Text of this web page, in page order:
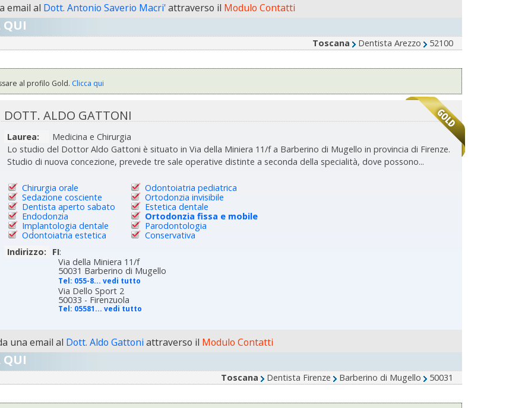
email al Dott. Antonio Saverio Macri'attraverso il Modulo Contatti
QUI
Toscana Dentista Arezzo 52100
al profilo Gold. Clicca qui
DOTT. ALDO GATTONI
Laurea:
Medicina e Chirurgia
Lo studio del Dottor Aldo Gattoni è situato in Via della Miniera 11/f a Barberino di Mugello in provincia di Firenze.
Studio di nuova concezione, prevede tre sale operative distinte a seconda della specialità, dove possono...
Chirurgia orale
Sedazione cosciente
Dentista aperto sabato
Endodonzia
Implantologia dentale
Odontoiatria estetica
Odontoiatria pediatrica
Ortodonzia invisibile
Estetica dentale
Ortodonzia fissa e mobile
Parodontologia
Conservativa
Indirizzo:
FI:
Via della Miniera 11/f
50031 Barberino di Mugello
Tel: 055-8... vedi tutto
Via Dello Sport 2
50033 - Firenzuola
Tel: 05581... vedi tutto
una email al Dott. Aldo Gattoni attraverso il Modulo Contatti
QUI
Toscana Dentista Firenze Barberino di Mugello 50031